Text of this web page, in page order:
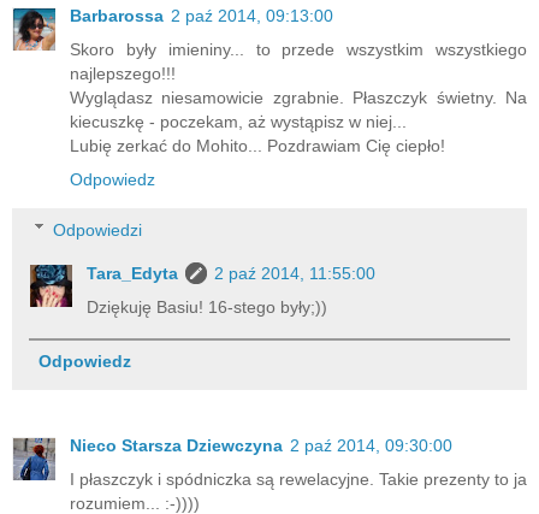
Barbarossa 2 paź 2014, 09:13:00
Skoro były imieniny... to przede wszystkim wszystkiego
najlepszego!!!
Wyglądasz niesamowicie zgrabnie. Płaszczyk świetny. Na
kiecuszkę - poczekam, aż wystąpisz w niej...
Lubię zerkać do Mohito... Pozdrawiam Cię ciepło!
Odpowiedz
Odpowiedzi
Tara_Edyta
2 paź 2014, 11:55:00
Dziękuję Basiu! 16-stego były;))
Odpowiedz
Nieco Starsza Dziewczyna 2 paź 2014, 09:30:00
I płaszczyk i spódniczka są rewelacyjne. Takie prezenty to ja
rozumiem... :-))))